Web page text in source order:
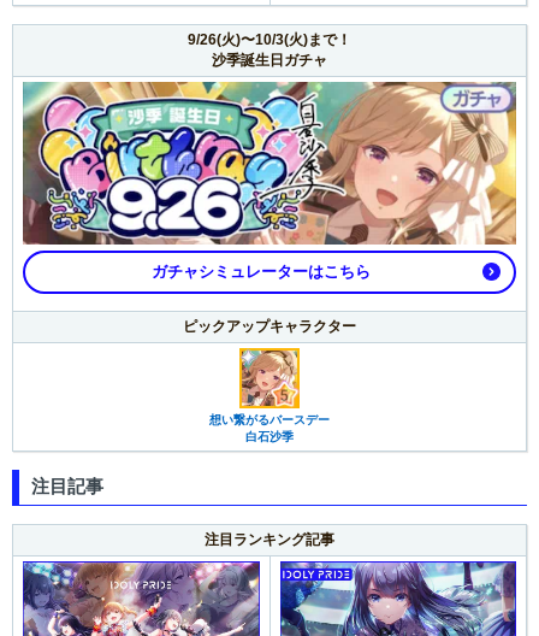
9/26(火)〜10/3(火)まで！
沙季誕生日ガチャ
ガチャシミュレーターはこちら
ピックアップキャラクター
想い繋がるバースデー
白石沙季
注目記事
注目ランキング記事